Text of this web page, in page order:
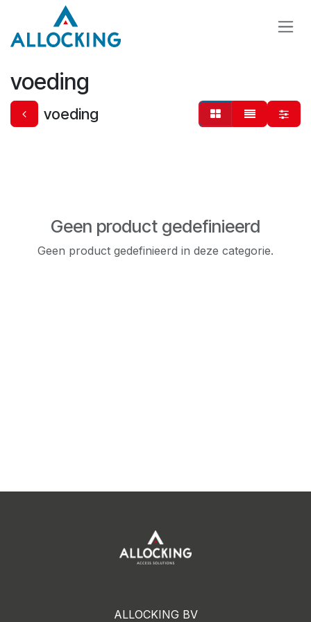
Overslaan naar inhoud
voeding
voeding
Geen product gedefinieerd
Geen product gedefinieerd in deze categorie.
ALLOCKING BV